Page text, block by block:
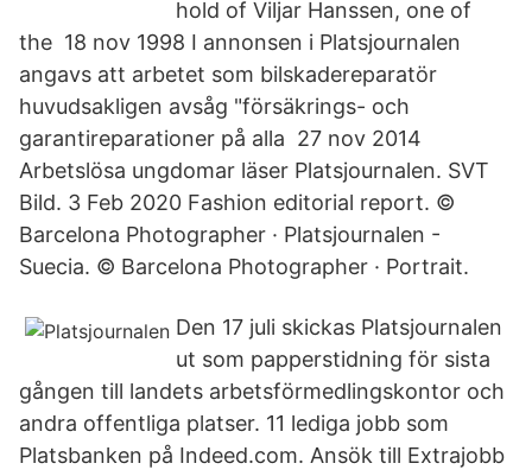
hold of Viljar Hanssen, one of
the 18 nov 1998 I annonsen i Platsjournalen
angavs att arbetet som bilskadereparatör
huvudsakligen avsåg "försäkrings- och
garantireparationer på alla 27 nov 2014
Arbetslösa ungdomar läser Platsjournalen. SVT
Bild. 3 Feb 2020 Fashion editorial report. ©
Barcelona Photographer · Platsjournalen -
Suecia. © Barcelona Photographer · Portrait.
Den 17 juli skickas Platsjournalen
ut som papperstidning för sista
gången till landets arbetsförmedlingskontor och
andra offentliga platser. 11 lediga jobb som
Platsbanken på Indeed.com. Ansök till Extrajobb